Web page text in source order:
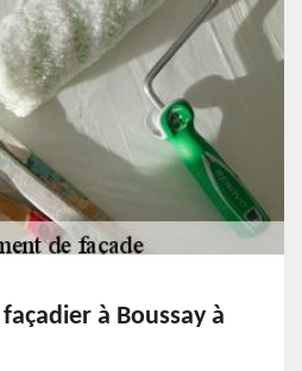
à Boussay à